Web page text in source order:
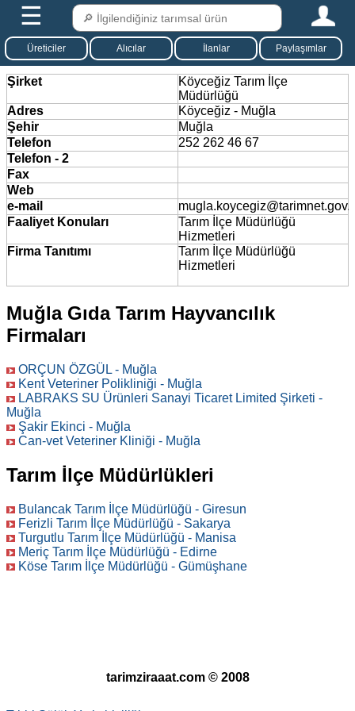
☰
Üreticiler Alıcılar İlanlar Paylaşımlar
Şirket
Köyceğiz Tarım İlçe
Müdürlüğü
Adres
Köyceğiz - Muğla
Şehir
Muğla
Telefon
252 262 46 67
Telefon - 2
Fax
Web
e-mail
Faaliyet Konuları
Tarım İlçe Müdürlüğü
Hizmetleri
Firma Tanıtımı
Tarım İlçe Müdürlüğü
Hizmetleri
Muğla Gıda Tarım Hayvancılık
Firmaları
ORÇUN ÖZGÜL - Muğla
Kent Veteriner Polikliniği - Muğla
LABRAKS SU Ürünleri Sanayi Ticaret Limited Şirketi -
Muğla
Şakir Ekinci - Muğla
Can-vet Veteriner Kliniği - Muğla
Tarım İlçe Müdürlükleri
Bulancak Tarım İlçe Müdürlüğü - Giresun
Ferizli Tarım İlçe Müdürlüğü - Sakarya
Turgutlu Tarım İlçe Müdürlüğü - Manisa
Meriç Tarım İlçe Müdürlüğü - Edirne
Köse Tarım İlçe Müdürlüğü - Gümüşhane
tarimziraaat.com © 2008